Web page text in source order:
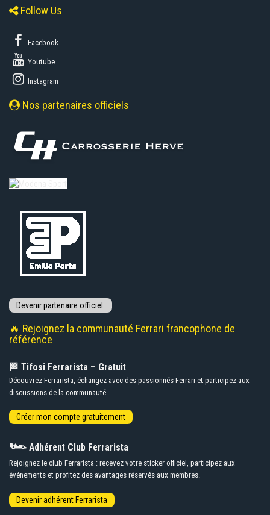
Follow Us
Facebook
Youtube
Instagram
Nos partenaires officiels
🔥 Rejoignez la communauté Ferrari francophone de
référence
🏁 Tifosi Ferrarista – Gratuit
Découvrez Ferrarista, échangez avec des passionnés Ferrari et participez aux
discussions de la communauté.
🏎️ Adhérent Club Ferrarista
Rejoignez le club Ferrarista : recevez votre sticker officiel, participez aux
événements et profitez des avantages réservés aux membres.